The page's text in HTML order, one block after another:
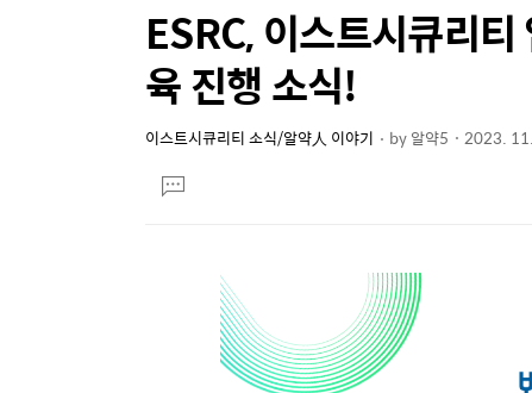
상
세
컨
텐
본
문
제
ESRC, 이스트시큐리
육 진행 소식!
이스트시큐리티 소식/알약人 이야기 by알약5 2023.
문댓
글